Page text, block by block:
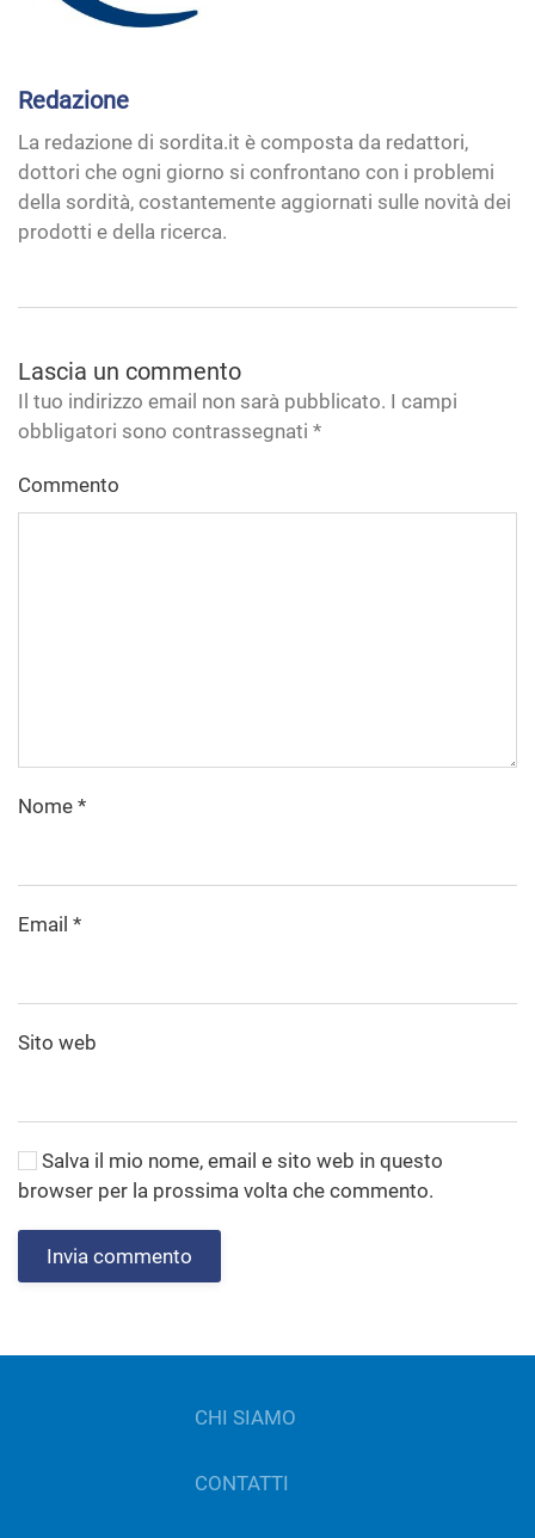
Redazione
La redazione di sordita.it è composta da redattori,
dottori che ogni giorno si confrontano con i problemi
della sordità, costantemente aggiornati sulle novità dei
prodotti e della ricerca.
Lascia un commento
Il tuo indirizzo email non sarà pubblicato. I campi
obbligatori sono contrassegnati *
Commento
Nome *
Email *
Sito web
Salva il mio nome, email e sito web in questo
browser per la prossima volta che commento.
Invia commento
CHI SIAMO
CONTATTI